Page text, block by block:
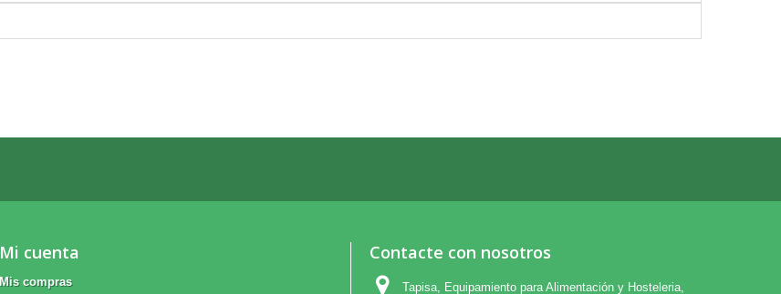
Mi cuenta
Mis compras
Contacte con nosotros
Tapisa, Equipamiento para Alimentación y Hosteleria,